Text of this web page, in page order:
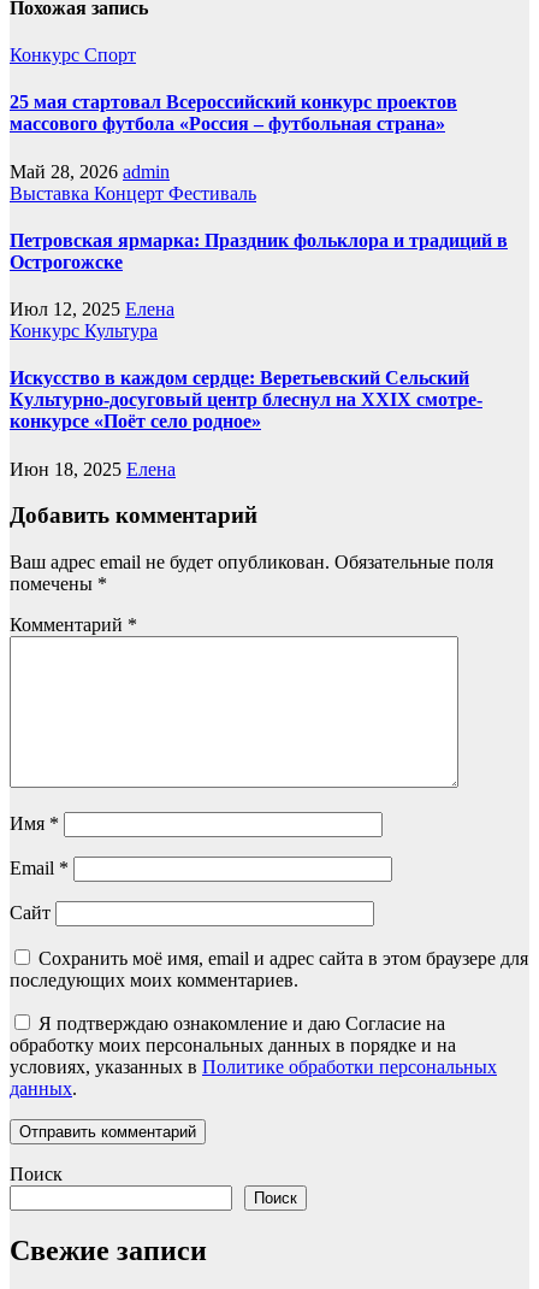
Похожая запись
Конкурс Спорт
25 мая стартовал Всероссийский конкурс проектов
массового футбола «Россия – футбольная страна»
Май 28, 2026 admin
Выставка Концерт Фестиваль
Петровская ярмарка: Праздник фольклора и традиций в
Острогожске
Июл 12, 2025 Елена
Конкурс Культура
Искусство в каждом сердце: Веретьевский Сельский
Культурно-досуговый центр блеснул на XXIX смотре-
конкурсе «Поёт село родное»
Июн 18, 2025 Елена
Добавить комментарий
Ваш адрес email не будет опубликован. Обязательные поля
помечены *
Комментарий *
Имя *
Email *
Сайт
Сохранить моё имя, email и адрес сайта в этом браузере для
последующих моих комментариев.
Я подтверждаю ознакомление и даю Согласие на
обработку моих персональных данных в порядке и на
условиях, указанных в Политике обработки персональных
данных.
Поиск
Поиск
Свежие записи